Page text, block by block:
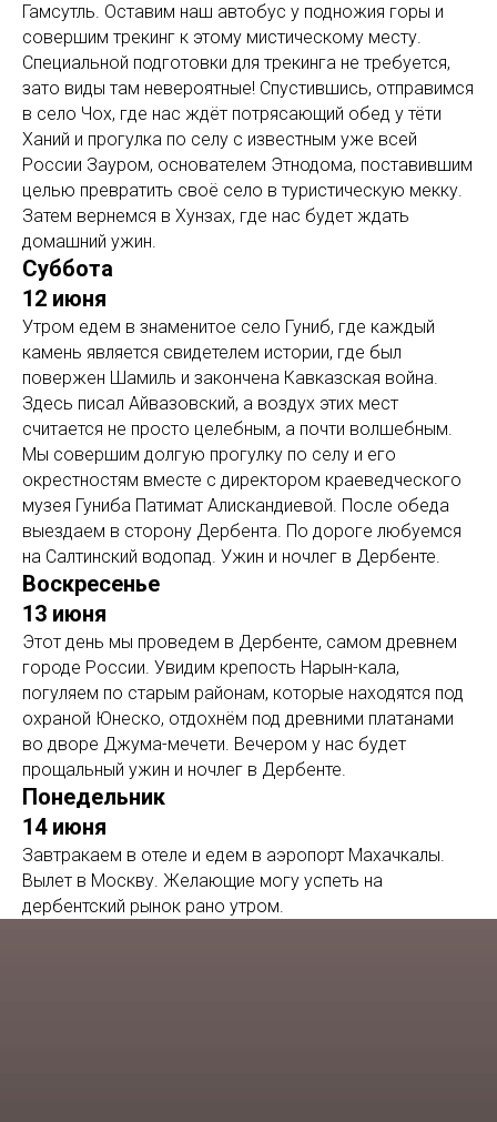
Гамсутль. Оставим наш автобус у подножия горы и
совершим трекинг к этому мистическому месту.
Специальной подготовки для трекинга не требуется,
зато виды там невероятные! Спустившись, отправимся
в село Чох, где нас ждёт потрясающий обед у тёти
Ханий и прогулка по селу с известным уже всей
России Зауром, основателем Этнодома, поставившим
целью превратить своё село в туристическую мекку.
Затем вернемся в Хунзах, где нас будет ждать
домашний ужин.
Суббота
12 июня
Утром едем в знаменитое село Гуниб, где каждый
камень является свидетелем истории, где был
повержен Шамиль и закончена Кавказская война.
Здесь писал Айвазовский, а воздух этих мест
считается не просто целебным, а почти волшебным.
Мы совершим долгую прогулку по селу и его
окрестностям вместе с директором краеведческого
музея Гуниба Патимат Алискандиевой. После обеда
выездаем в сторону Дербента. По дороге любуемся
на Салтинский водопад. Ужин и ночлег в Дербенте.
Воскресенье
13 июня
Этот день мы проведем в Дербенте, самом древнем
городе России. Увидим крепость Нарын-кала,
погуляем по старым районам, которые находятся под
охраной Юнеско, отдохнём под древними платанами
во дворе Джума-мечети. Вечером у нас будет
прощальный ужин и ночлег в Дербенте.
Понедельник
14 июня
Завтракаем в отеле и едем в аэропорт Махачкалы.
Вылет в Москву. Желающие могу успеть на
дербентский рынок рано утром.